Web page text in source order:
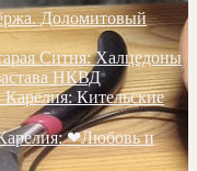
Доломитовый
Ситня: Халцедоны
НКВД
Карелия: Кительские
❤Любовь и